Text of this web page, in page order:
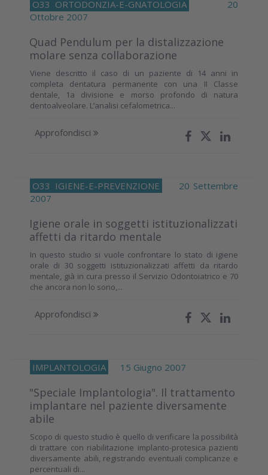
O33 ORTODONZIA-E-GNATOLOGIA
20
Ottobre 2007
Quad Pendulum per la distalizzazione
molare senza collaborazione
Viene descritto il caso di un paziente di 14 anni in
completa dentatura permanente con una II Classe
dentale, 1a divisione e morso profondo di natura
dentoalveolare. L’analisi cefalometrica...
Approfondisci
O33 IGIENE-E-PREVENZIONE
20 Settembre
2007
Igiene orale in soggetti istituzionalizzati
affetti da ritardo mentale
In questo studio si vuole confrontare lo stato di igiene
orale di 30 soggetti istituzionalizzati affetti da ritardo
mentale, già in cura presso il Servizio Odontoiatrico e 70
che ancora non lo sono,...
Approfondisci
IMPLANTOLOGIA 15 Giugno 2007
"Speciale Implantologia". Il trattamento
implantare nel paziente diversamente
abile
Scopo di questo studio è quello di verificare la possibilità
di trattare con riabilitazione implanto-protesica pazienti
diversamente abili, registrando eventuali complicanze e
percentuali di...